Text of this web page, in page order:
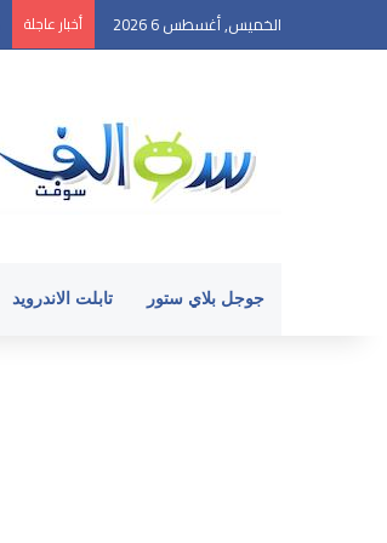
الخميس, أغسطس 6 2026 أخبار عاجلة
جوجل بلاي ستور تابلت الاندرويد